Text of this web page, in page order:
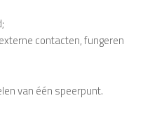
contacten, fungeren
van één speerpunt.